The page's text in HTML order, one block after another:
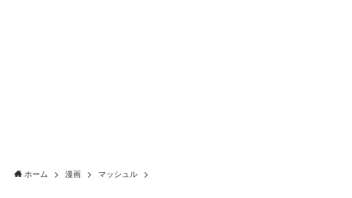
ホーム 漫画 マッシュル